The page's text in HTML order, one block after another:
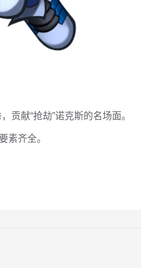
献“抢劫”诺克斯的名场面。
素齐全。